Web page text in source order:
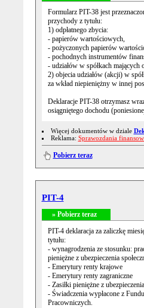
Formularz PIT-38 jest
przychody z tytułu:
1) odpłatnego zbycia:
- papierów wartościowych,
- pożyczonych papierów
- pochodnych instrumentów
- udziałów w spółkach mających
2) objecia udziałów (akcji) w
za wkład niepieniężny w innej
Deklaracje PIT-38 otrzymasz
osiągniętego dochodu
Więcej dokumentów w dziale
Reklama: Sprawozdania
Pobierz teraz
PIT-4
» Pobierz teraz
PIT-4 deklaracja za zaliczkę
tytułu:
- wynagrodzenia ze stosunku:
pieniężne z ubezpieczenia
- Emerytury renty krajowe
- Emerytury renty zagraniczne
- Zasiłki pieniężne z
- Świadczenia wypłacone z
Pracowniczych.